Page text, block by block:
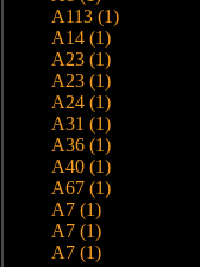
A113 (1)
A14 (1)
A23 (1)
A23 (1)
A24 (1)
A31 (1)
A36 (1)
A40 (1)
A67 (1)
A7 (1)
A7 (1)
A7 (1)